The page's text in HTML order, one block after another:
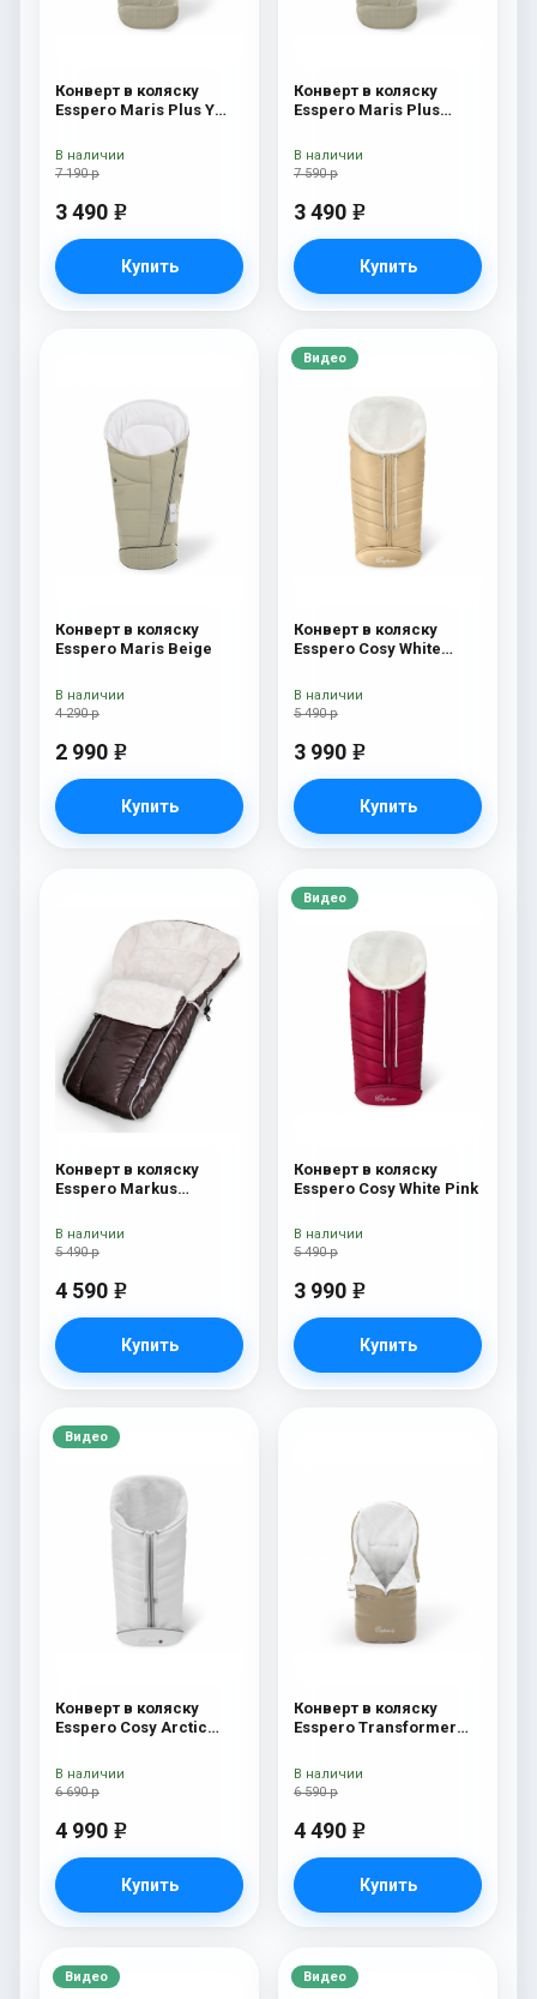
Конверт в коляску
Esspero Maris Plus Y
мех) Beige
7 190 р
3 490 e
Купить
В наличии
Конверт в коляску
Esspero Maris Plus
7 590 р
3 490 e
Купить
В наличии
Конверт в коляску
Esspero Maris Beige
4 290 р
2 990 e
Купить
В наличии
Видео
Конверт в коляску
Esspero Cosy White
5 490 р
3 990 e
Купить
В наличии
Конверт в коляску
Esspero Markus
шерсть) Chocolat
5 490 р
4 590 e
Купить
В наличии
Видео
Конверт в коляску
Esspero Cosy White Pink
5 490 р
3 990 e
Купить
В наличии
Видео
Конверт в коляску
Esspero Cosy Arctic
6 690 р
4 990 e
Купить
В наличии
Конверт в коляску
Esspero Transformer
100% шерсть)
Cappuccino
6 590 р
4 490 e
Купить
В наличии
Видео Видео